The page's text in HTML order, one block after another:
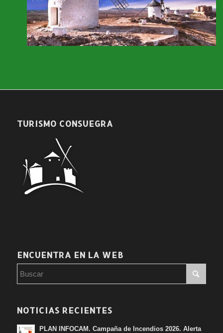
TURISMO CONSUEGRA
ENCUENTRA EN LA WEB
NOTICIAS RECIENTES
PLAN INFOCAM. Campaña de Incendios 2026. Alerta